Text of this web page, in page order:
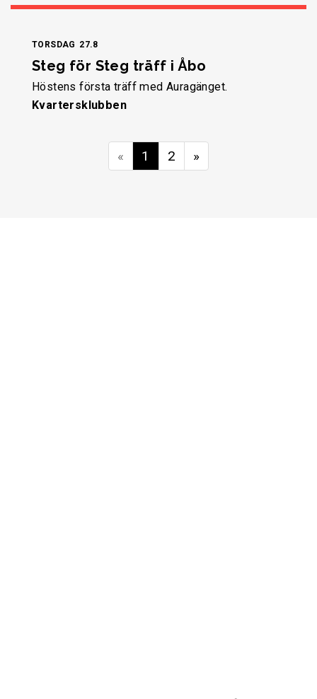
TORSDAG 27.8
Steg för Steg träff i Åbo
Höstens första träff med Auragänget.
Kvartersklubben
« 1 2 »